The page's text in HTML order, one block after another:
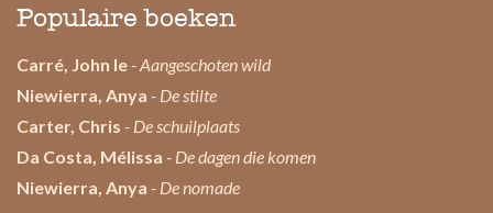
Populaire boeken
Carré, John le - Aangeschoten wild
Niewierra, Anya - De stilte
Carter, Chris - De schuilplaats
Da Costa, Mélissa - De dagen die komen
Niewierra, Anya - De nomade